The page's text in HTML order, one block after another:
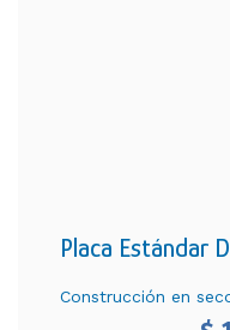
Placa Estándar
Construcción en